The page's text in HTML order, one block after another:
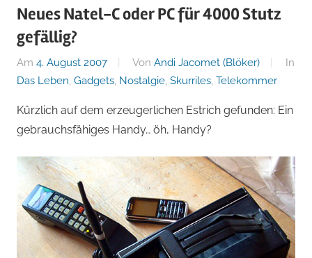
der
Blog
von
Andi
Jacomet
klein-
Neues Natel-C oder PC für 4000 Stutz
gefällig?
Am 4. August 2007 Von Andi Jacomet (Blöker)
In
Das Leben, Gadgets, Nostalgie, Skurriles, Telekommer
Kürzlich auf dem erzeugerlichen Estrich gefunden: Ein
gebrauchsfähiges Handy… öh, Handy?